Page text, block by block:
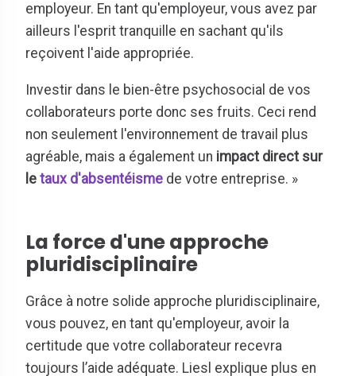
employeur. En tant qu'employeur, vous avez par
ailleurs l'esprit tranquille en sachant qu'ils
reçoivent l'aide appropriée.
Investir dans le bien-être psychosocial de vos
collaborateurs porte donc ses fruits. Ceci rend
non seulement l'environnement de travail plus
agréable, mais a également un impact direct sur
le taux d'absentéisme de votre entreprise. »
La force d'une approche
pluridisciplinaire
Grâce à notre solide approche pluridisciplinaire,
vous pouvez, en tant qu'employeur, avoir la
certitude que votre collaborateur recevra
toujours l’aide adéquate. Liesl explique plus en